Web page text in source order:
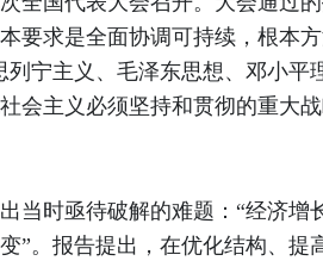
要求是全面协调可持续，根本
宁主义、毛泽东思想、邓小
会主义必须坚持和贯彻的重大战
时亟待破解的难题：“经济增
”。报告提出，在优化结构、